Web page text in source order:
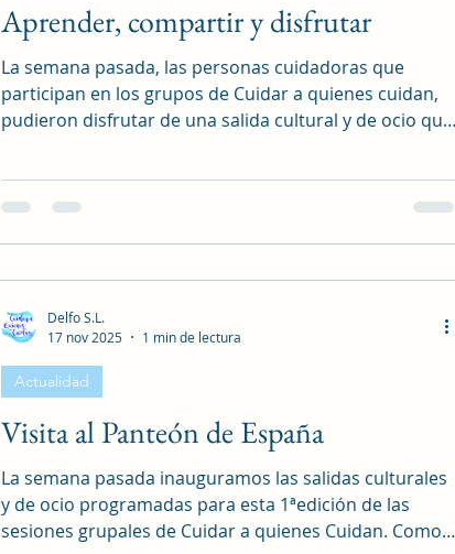
Aprender, compartir y disfrutar
La semana pasada, las personas cuidadoras que
participan en los grupos de Cuidar a quienes cuidan,
pudieron disfrutar de una salida cultural y de ocio que
hasta ahora nos habían pasado desapercibidos. Esta
fuimos conociendo las galerías y pasajes comerciales,
los que aún sobreviven, su pasado y su historia actual.
Os deja
Visita al Panteón de España
La semana pasada inauguramos las salidas culturales
y de ocio programadas para esta 1ªedición de las
sesiones grupales de Cuidar a quienes Cuidan. Como
Actualidad
Delfo S.L.
17 nov 2025
1 min de lectura